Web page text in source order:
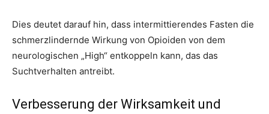
Dies deutet darauf hin, dass intermittierendes Fasten die
schmerzlindernde Wirkung von Opioiden von dem
neurologischen „High“ entkoppeln kann, das das
Suchtverhalten antreibt.
Verbesserung der Wirksamkeit und